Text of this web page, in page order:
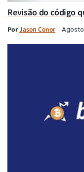
Revisão do código
PorJason Conor